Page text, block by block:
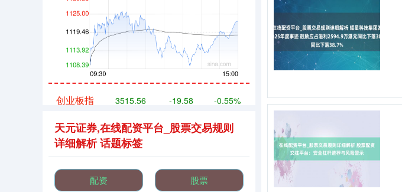
创业板指 -0.55%
天元证券,在线配资平台_股票交易规则
详细解析 话题标签
配资 股票